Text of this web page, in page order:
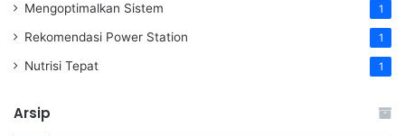
Mengoptimalkan Sistem 1
Rekomendasi Power Station 1
Nutrisi Tepat 1
Arsip